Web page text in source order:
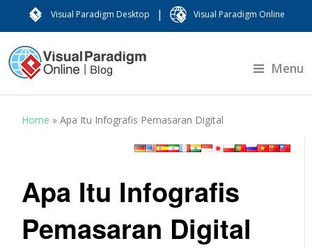
Visual Paradigm Desktop | Visual Paradigm Online
Menu
Home »Apa Itu Infografis Pemasaran Digital
Apa Itu Infografis
Pemasaran Digital